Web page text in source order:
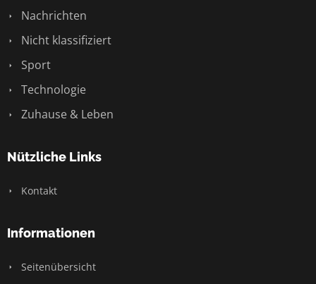
Nachrichten
Nicht klassifiziert
Sport
Technologie
Zuhause & Leben
Nützliche Links
Kontakt
Informationen
Seitenübersicht